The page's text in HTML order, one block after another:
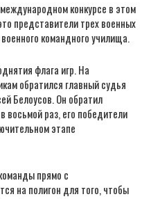
конкурсе в этом
представители трех военных
командного училища.
флага игр. На
обратился главный судья
Белоусов. Он обратил
восьмой раз, его победители
этапе
прямо с
на полигон для того, чтобы